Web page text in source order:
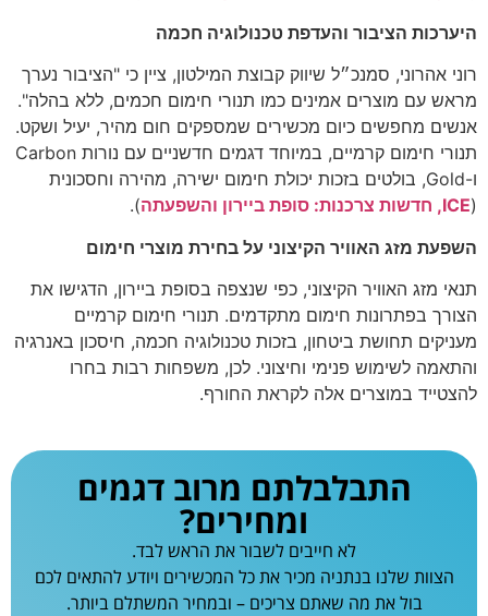
היערכות הציבור והעדפת טכנולוגיה חכמה
רוני אהרוני, סמנכ״ל שיווק קבוצת המילטון, ציין כי "הציבור נערך
מראש עם מוצרים אמינים כמו תנורי חימום חכמים, ללא בהלה".
אנשים מחפשים כיום מכשירים שמספקים חום מהיר, יעיל ושקט.
תנורי חימום קרמיים, במיוחד דגמים חדשניים עם נורות Carbon
ו-Gold, בולטים בזכות יכולת חימום ישירה, מהירה וחסכונית
(ICE, חדשות צרכנות: סופת ביירון והשפעתה
).
השפעת מזג האוויר הקיצוני על בחירת מוצרי חימום
תנאי מזג האוויר הקיצוני, כפי שנצפה בסופת ביירון, הדגישו את
הצורך בפתרונות חימום מתקדמים. תנורי חימום קרמיים
מעניקים תחושת ביטחון, בזכות טכנולוגיה חכמה, חיסכון באנרגיה
והתאמה לשימוש פנימי וחיצוני. לכן, משפחות רבות בחרו
להצטייד במוצרים אלה לקראת החורף.
התבלבלתם מרוב דגמים
ומחירים?
לא חייבים לשבור את הראש לבד.
הצוות שלנו בנתניה מכיר את כל המכשירים ויודע להתאים לכם
בול את מה שאתם צריכים – ובמחיר המשתלם ביותר.